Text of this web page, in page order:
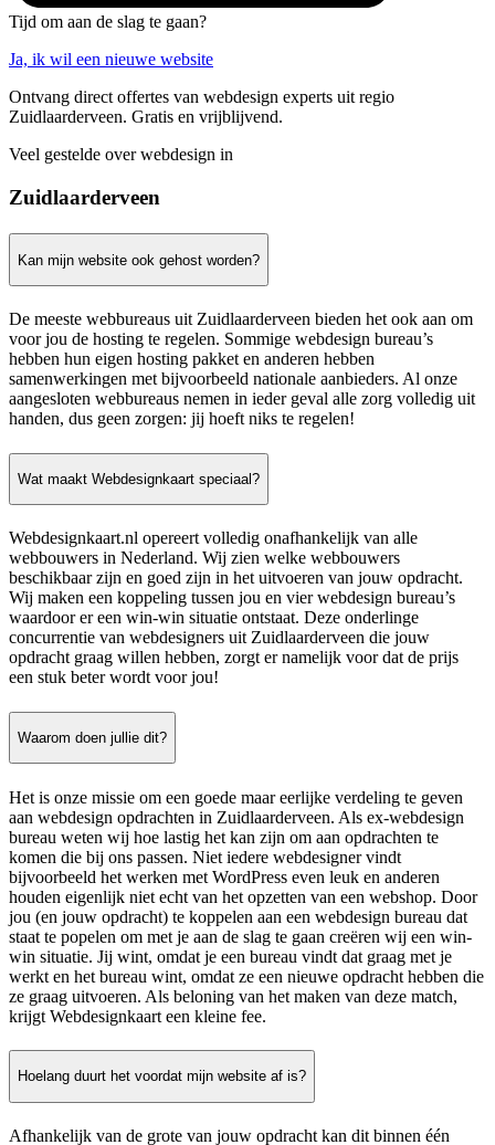
Tijd om aan de slag te gaan?
Ja, ik wil een nieuwe website
Ontvang direct offertes van webdesign experts uit regio
Zuidlaarderveen. Gratis en vrijblijvend.
Veel gestelde over webdesign in
Zuidlaarderveen
Kan mijn website ook gehost worden?
De meeste webbureaus uit Zuidlaarderveen bieden het ook aan om
voor jou de hosting te regelen. Sommige webdesign bureau’s
hebben hun eigen hosting pakket en anderen hebben
samenwerkingen met bijvoorbeeld nationale aanbieders. Al onze
aangesloten webbureaus nemen in ieder geval alle zorg volledig uit
handen, dus geen zorgen: jij hoeft niks te regelen!
Wat maakt Webdesignkaart speciaal?
Webdesignkaart.nl opereert volledig onafhankelijk van alle
webbouwers in Nederland. Wij zien welke webbouwers
beschikbaar zijn en goed zijn in het uitvoeren van jouw opdracht.
Wij maken een koppeling tussen jou en vier webdesign bureau’s
waardoor er een win-win situatie ontstaat. Deze onderlinge
concurrentie van webdesigners uit Zuidlaarderveen die jouw
opdracht graag willen hebben, zorgt er namelijk voor dat de prijs
een stuk beter wordt voor jou!
Waarom doen jullie dit?
Het is onze missie om een goede maar eerlijke verdeling te geven
aan webdesign opdrachten in Zuidlaarderveen. Als ex-webdesign
bureau weten wij hoe lastig het kan zijn om aan opdrachten te
komen die bij ons passen. Niet iedere webdesigner vindt
bijvoorbeeld het werken met WordPress even leuk en anderen
houden eigenlijk niet echt van het opzetten van een webshop. Door
jou (en jouw opdracht) te koppelen aan een webdesign bureau dat
staat te popelen om met je aan de slag te gaan creëren wij een win-
win situatie. Jij wint, omdat je een bureau vindt dat graag met je
werkt en het bureau wint, omdat ze een nieuwe opdracht hebben die
ze graag uitvoeren. Als beloning van het maken van deze match,
krijgt Webdesignkaart een kleine fee.
Hoelang duurt het voordat mijn website af is?
Afhankelijk van de grote van jouw opdracht kan dit binnen één